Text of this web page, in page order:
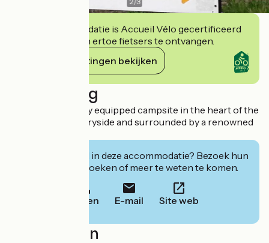
Deze accommodatie is Accueil Vélo gecertificeerd
en verbindt zich ertoe fietsers te ontvangen.
Haar verplichtingen bekijken
Beschrijving
Quiet, comfortably equipped campsite in the heart of the
Languedoc countryside and surrounded by a renowned
Geïnteresseerd in deze accommodatie? Bezoek hun
website om te boeken of meer te weten te komen.
Bellen E-mail Site web
Localisation